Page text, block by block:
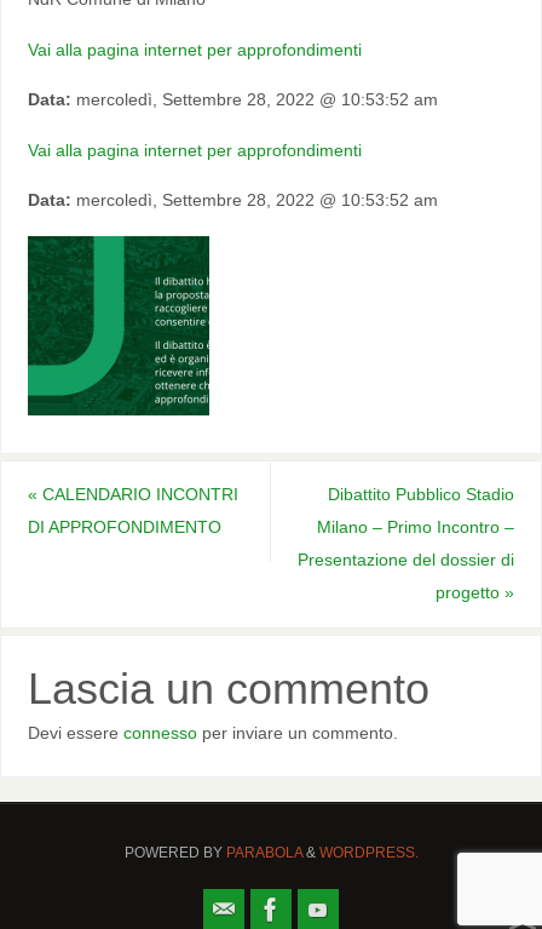
Vai alla pagina internet per approfondimenti
Data: mercoledì, Settembre 28, 2022 @ 10:53:52 am
Vai alla pagina internet per approfondimenti
Data: mercoledì, Settembre 28, 2022 @ 10:53:52 am
« CALENDARIO INCONTRI
DI APPROFONDIMENTO
Dibattito Pubblico Stadio
Milano – Primo Incontro –
Presentazione del dossier di
progetto»
Lascia un commento
Devi essere connessoper inviare un commento.
POWERED BY PARABOLA& WORDPRESS.